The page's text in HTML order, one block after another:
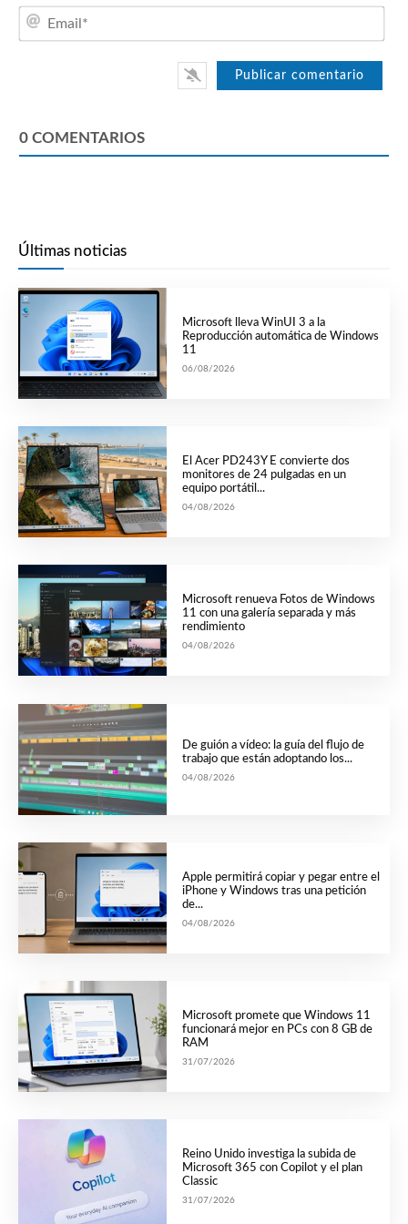
0 COMENTARIOS
Últimas noticias
Microsoft lleva WinUI 3 a la
Reproducción automática de Windows
11
06/08/2026
El Acer PD243Y E convierte dos
monitores de 24 pulgadas en un
equipo portátil...
04/08/2026
Microsoft renueva Fotos de Windows
11 con una galería separada y más
rendimiento
04/08/2026
De guión a vídeo: la guía del flujo de
trabajo que están adoptando los...
04/08/2026
Apple permitirá copiar y pegar entre el
iPhone y Windows tras una petición
de...
04/08/2026
Microsoft promete que Windows 11
funcionará mejor en PCs con 8 GB de
RAM
31/07/2026
Reino Unido investiga la subida de
Microsoft 365 con Copilot y el plan
Classic
31/07/2026